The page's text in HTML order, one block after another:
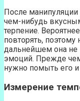
После манипуляции
чем-нибудь
терпение.
повторять,
дальнейшем она не
эмоций. Прежде
нужно помыть его и
Измерение